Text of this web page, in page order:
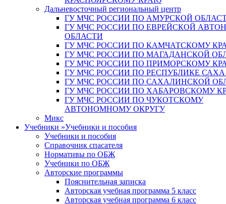
Дальневосточный региональный центр
ГУ МЧС РОССИИ ПО АМУРСКОЙ
ГУ МЧС РОССИИ ПО ЕВРЕЙСКОЙ
ОБЛАСТИ
ГУ МЧС РОССИИ ПО КАМЧАТСКОМУ
ГУ МЧС РОССИИ ПО МАГАДАНСКОЙ
ГУ МЧС РОССИИ ПО ПРИМОРСКОМУ
ГУ МЧС РОССИИ ПО РЕСПУБЛИКЕ
ГУ МЧС РОССИИ ПО САХАЛИНСКОЙ
ГУ МЧС РОССИИ ПО ХАБАРОВСКОМУ
ГУ МЧС РОССИИ ПО ЧУКОТСКОМУ
АВТОНОМНОМУ ОКРУГУ
Микс
Учебники »Учебники и пособия
Учебники и пособия
Справочник спасателя
Нормативы по ОБЖ
Учебники по ОБЖ
Авторские программы
Пояснительная записка
Авторская учебная программа 5 класс
Авторская учебная программа 6 класс